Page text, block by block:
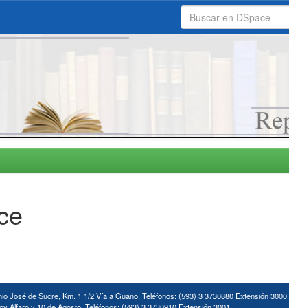
José de Sucre, Km. 1 1/2 Vía a Guano, Teléfonos: (593) 3 3730880 Extensión 3000.